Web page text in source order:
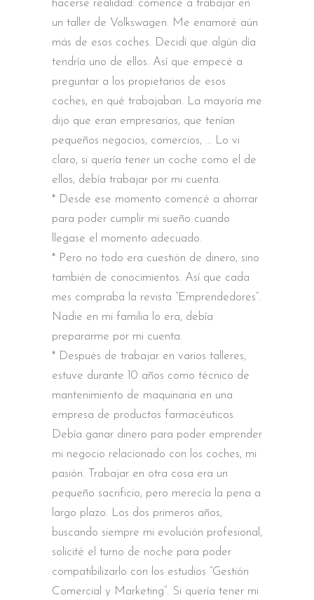
hacerse realidad: comencé a trabajar en
un taller de Volkswagen. Me enamoré aún
más de esos coches. Decidí que algún día
tendría uno de ellos. Así que empecé a
preguntar a los propietarios de esos
coches, en qué trabajaban. La mayoría me
dijo que eran empresarios, que tenían
pequeños negocios, comercios, … Lo vi
claro, si quería tener un coche como el de
ellos, debía trabajar por mi cuenta.
* Desde ese momento comencé a ahorrar
para poder cumplir mi sueño cuando
llegase el momento adecuado.
* Pero no todo era cuestión de dinero, sino
también de conocimientos. Así que cada
mes compraba la revista “Emprendedores”.
Nadie en mi familia lo era, debía
prepararme por mi cuenta.
* Después de trabajar en varios talleres,
estuve durante 10 años como técnico de
mantenimiento de maquinaria en una
empresa de productos farmacéuticos.
Debía ganar dinero para poder emprender
mi negocio relacionado con los coches, mi
pasión. Trabajar en otra cosa era un
pequeño sacrificio, pero merecía la pena a
largo plazo. Los dos primeros años,
buscando siempre mi evolución profesional,
solicité el turno de noche para poder
compatibilizarlo con los estudios “Gestión
Comercial y Marketing”. Si quería tener mi